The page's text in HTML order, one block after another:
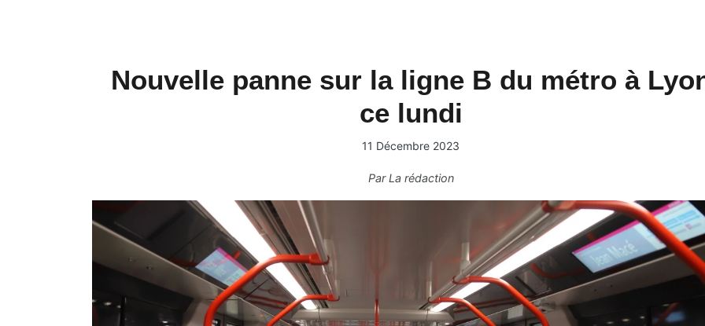
Nouvelle panne sur la ligne B du métro à
ce lundi
11 Décembre 2023
ParLa rédaction